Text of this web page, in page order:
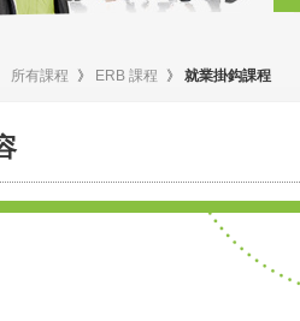
所有課程 》 ERB 課程 》 就業掛鈎課程